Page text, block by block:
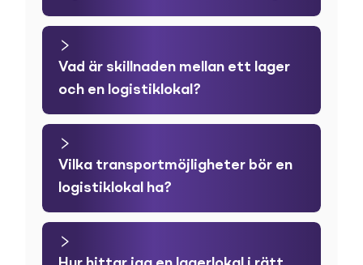
Vad är skillnaden mellan ett lager
och en logistiklokal?
Vilka transportmöjligheter bör en
logistiklokal ha?